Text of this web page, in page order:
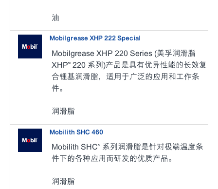
油
Mobilgrease XHP 222 Special
Mobilgrease XHP 220 Series (美孚润滑脂
XHP™ 220 系列)产品是具有优异性能的长效复
合锂基润滑脂，适用于广泛的应用和工作条
件。
润滑脂
Mobilith SHC 460
Mobilith SHC™ 系列润滑脂是针对极端温度条
件下的各种应用而研发的优质产品。
润滑脂